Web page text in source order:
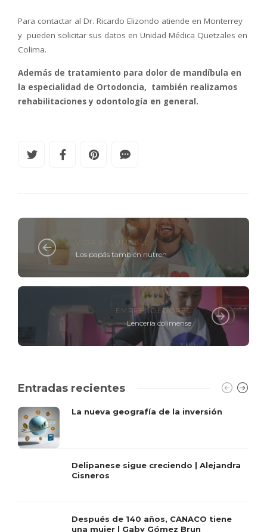
Para contactar al Dr. Ricardo Elizondo atiende en Monterrey
y pueden solicitar sus datos en Unidad Médica Quetzales en
Colima.
Además de tratamiento para dolor de mandíbula en
la especialidad de Ortodoncia, también realizamos
rehabilitaciones y odontología en general.
VIDA SALUDABLE
Los papás también nutren
EMPRENDEDORES
Lencería colimense
Entradas recientes
La nueva geografía de la inversión
Delipanese sigue creciendo | Alejandra
Cisneros
Después de 140 años, CANACO tiene
una mujer | Gaby Gómez Brun